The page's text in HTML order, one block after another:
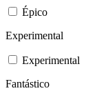
Épico
Experimental
Experimental
Fantástico